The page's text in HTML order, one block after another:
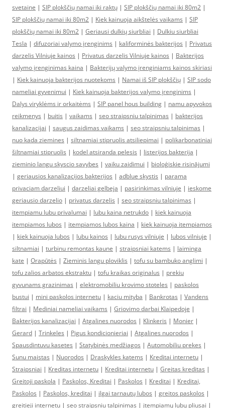
svetaine | SIP plokščių namai iki raktų | SIP plokščių namai iki 80m2 |
SIP plokščių namai iki 80m2 | Kiek kainuoja aikštelės vaikams | SIP
plokščių namai iki 80m2 | Geriausi dulkių siurbliai | Dulkiu siurbliai
Tesla | difuzoriai valymo įrenginims | kaliforminės bakterijos | Privatus
darzelis Vilniuje kainos | Privatus darzelis Vilniuje kainos | Bakterijos
valymo įrenginimas kaina | Bakterijų valymo įrenginiams kainos skiriasi
| Kiek kainuoja bakterijos nuotekoms | Namai iš SIP plokščių | SIP sodo
nameliai gyvenimui | Kiek kainuoja bakterijos valymo įrenginims |
Dalys viryklėms ir orkaitėms | SIP panel hous building | namu apyvokos
reikmenys | buitis | vaikams | seo straipsniu talpinimas | bakterijos
kanalizacijai | saugus zaidimas vaikams | seo straipsniu talpinimas |
nuo kada ziemines | siltnamiai stipruolis atsiliepimai | polikarbonatiniai
šiltnamiai stipruolis | kodel atsiranda pelesis | listerijos bakterija |
zieminio langu skyscio savybes | vaiku zaidimui | bioloģiskie risinājumi
| geriausios kanalizacijos bakterijos | adblue skystis | parama
privaciam darzeliui | darzeliai gelbeja | pasirinkimas vilniuje | ieskome
geriausio darzelio | privatus darzelis | seo straipsniu talpinimas |
itempiamu lubu privalumai | lubu kaina netrukdo | kiek kainuoja
itempiamos lubos | itempiamos lubos kaina | kiek kainuoja itempiamos
| kiek kainuoja lubos | lubu kainos | lubu rusys vilniuje | lubos vilniuje |
siltnamiai | turbinu remontas kaune | straipsniai katems | laiminga
kate | Orapūtės | Zieminis langu ploviklis | tofu su bambuko anglimi |
tofu zalios arbatos ekstraktu | tofu kraikas originalus | prekiu
gyvunams grazinimas | elektromobiliu krovimo stoteles | paskolos
bustui | mini paskolos internetu | kaciu mityba | Bankrotas | Vandens
filtrai | Mediniai nameliai vaikams | Griovimo darbai Klaipedoje |
Bakterijos kanalizacijai | Atgalines nuorodos | Klinkeris | Monier |
Gerard | Trinkeles | Pigus kondicionieriai | Atgalines nuorodos |
Spausdintuvu kasetes | Statybinės medžiagos | Automobiliu prekes |
Sunu maistas | Nuorodos | Draskykles katems | Kreditai internetu |
Straipsniai | Kreditas internetu | Kreditai internetu | Greitas kreditas |
Greitoji paskola | Paskolos, Kreditai | Paskolos | Kreditai | Kreditai,
Paskolos | Paskolos, kreditai | ilgai tarnautų lubos | greitos paskolos |
greitieji internetu | seo straipsniu talpinimas | įtempiamų lubų pliusai |